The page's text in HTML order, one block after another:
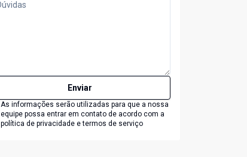
Enviar
As informações serão utilizadas para que a nossa
equipe possa entrar em contato de acordo com a
política de privacidade e termos de serviço